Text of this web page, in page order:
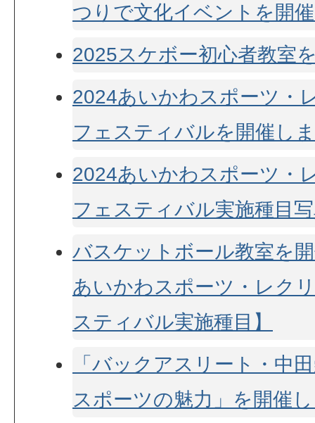
つりで文化イベントを開
2025スケボー初心者教室
2024あいかわスポーツ・
フェスティバルを開催し
2024あいかわスポーツ・
フェスティバル実施種目
バスケットボール教室を
あいかわスポーツ・レク
スティバル実施種目】
「バックアスリート・中
スポーツの魅力」を開催